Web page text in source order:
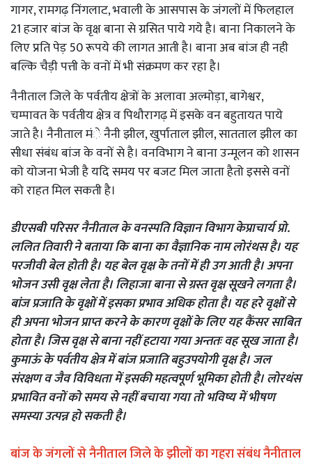
गागर, रामगढ़ निंगलाट, भवाली के आसपास के जंगलों में फिलहाल
21 हजार बांज के वृक्ष बाना से ग्रसित पाये गये है। बाना निकालने के
लिए प्रति पेड़ 50 रूपये की लागत आती है। बाना अब बांज ही नही
बल्कि चैड़ी पत्ती के वनों में भी संक्रमण कर रहा है।
नैनीताल जिले के पर्वतीय क्षेत्रों के अलावा अल्मोड़ा, बागेश्वर,
चम्पावत के पर्वतीय क्षेत्र व पिथौरागढ़ में इसके वन बहुतायत पाये
जाते है। नैनीताल मंे नैनी झील, खुर्पाताल झील, सातताल झील का
सीधा संबंध बांज के वनों से है। वनविभाग ने बाना उन्मूलन को शासन
को योजना भेजी है यदि समय पर बजट मिल जाता हैतो इससे वनों
को राहत मिल सकती है।
डीएसबी परिसर नैनीताल के वनस्पति विज्ञान विभाग केप्राचार्य प्रो.
ललित तिवारी ने बताया कि बाना का वैज्ञानिक नाम लोरंथस है। यह
परजीवी बेल होती है। यह बेल वृक्ष के तनों में ही उग आती है। अपना
भोजन उसी वृक्ष लेता है। लिहाजा बाना से ग्रस्त वृक्ष सूखने लगता है।
बांज प्रजाति के वृक्षों में इसका प्रभाव अधिक होता है। यह हरे वृक्षों से
ही अपना भोजन प्राप्त करने के कारण वृक्षों के लिए यह कैंसर साबित
होता है। जिस वृक्ष से बाना नहीं हटाया गया अन्ततः वह सूख जाता है।
कुमाऊं के पर्वतीय क्षेत्र में बांज प्रजाति बहुउपयोगी वृक्ष है। जल
संरक्षण व जैव विविधता में इसकी महत्वपूर्ण भूमिका होती है। लोरथंस
प्रभावित वनों को समय से नहीं बचाया गया तो भविष्य में भीषण
समस्या उत्पन्न हो सकती है।
बांज के जंगलों से नैनीताल जिले के झीलों का गहरा संबंध नैनीताल